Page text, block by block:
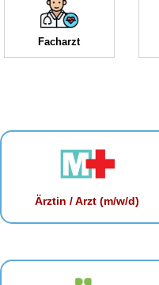
Facharzt
Ärztin / Arzt (m/w/d)